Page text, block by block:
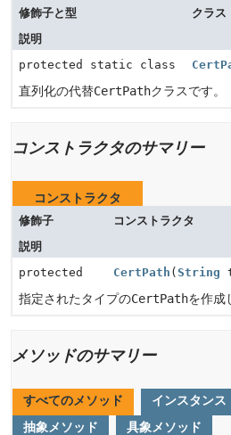
修飾子と型
クラス
説明
protected static class
直列化の代替CertPathクラスです。
コンストラクタのサマリー
コンストラクタ
修飾子
コンストラクタ
説明
protected
CertPath ( String
指定されたタイプのCertPathを作成
メソッドのサマリー
すべてのメソッド
インスタンス
抽象メソッド
具象メソッド